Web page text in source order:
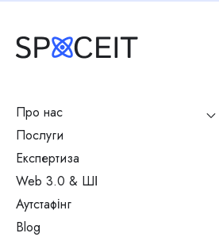
Про нас
Послуги
Експертиза
Web 3.0 & ШІ
Аутстафінг
Blog